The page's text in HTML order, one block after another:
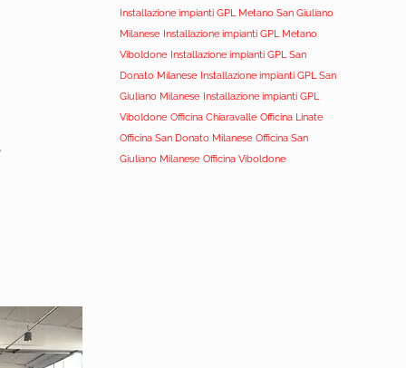
Installazione impianti GPL Metano San Giuliano
Milanese Installazione impianti GPL Metano
Viboldone Installazione impianti GPL San
Donato Milanese Installazione impianti GPL San
Giuliano Milanese Installazione impianti GPL
Viboldone Officina Chiaravalle Officina Linate
Officina San Donato Milanese Officina San
Giuliano Milanese Officina Viboldone